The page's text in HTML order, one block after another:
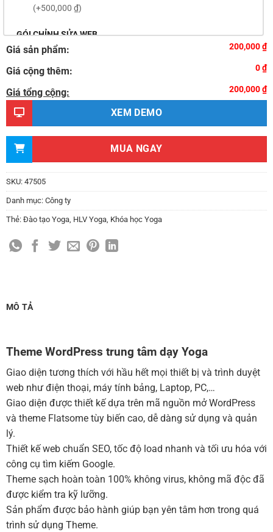
(+500,000 ₫)
GÓI CHỈNH SỬA WEB
Thay logo & thông tin doanh nghiệp
Đổi màu chủ đạo của theme theo tông màu của logo
(+200,000 ₫)
Sửa danh mục và sắp xếp lại thanh menu chuẩn
Thay đổi bố cục trang chủ (đơn giản)(+500,000 ₫)
Thiết kế 2 banner chạy ở slider chính
Thay đổi màu sắc toàn bộ site theo yêu cầu
(+150,000 ₫)
Thiết kế logo đơn giản để đăng web
MUA THÊM TÊN MIỀN + HOSTING
Tên miền Việt Nam .vn (1 năm)
(+550,000 ₫)
Hosting 2GB SSD (1 năm)
(+700,000 ₫)
Hosting 4GB SSD (1 năm)(+1,000,000 ₫)
Hosting 8GB SSD (1 năm)(+1,200,000 ₫)
Giá sản phẩm: 200,000 ₫
Giá cộng thêm: 0 ₫
Giá tổng cộng: 200,000 ₫
XEM DEMO
MUA NGAY
SKU: 47505
Danh mục: Công ty
Thẻ: Đào tạo Yoga HLV Yoga Khóa học Yoga
MÔ TẢ
Theme WordPress trung tâm dạy Yoga
Giao diện tương thích với hầu hết mọi thiết bị và trình duyệt
web như điện thoại, máy tính bảng, Laptop, PC,…
Giao diện được thiết kế dựa trên mã nguồn mở WordPress
và theme Flatsome tùy biến cao, dễ dàng sử dụng và quản
lý.
Thiết kế web chuẩn SEO, tốc độ load nhanh và tối ưu hóa với
công cụ tìm kiếm Google.
Theme sạch hoàn toàn 100% không virus, không mã độc đã
được kiểm tra kỹ lưỡng.
Sản phẩm được bảo hành giúp bạn yên tâm hơn trong quá
trình sử dụng Theme.